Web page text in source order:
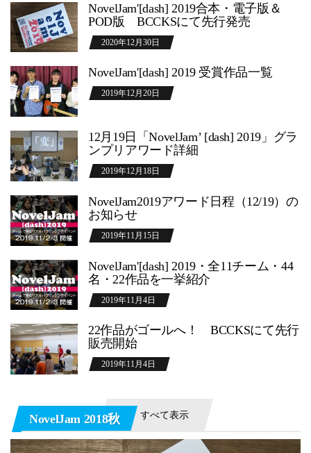
NovelJam'[dash] 2019合本・電子版＆
POD版 BCCKSにて先行発売
2020年12月30日
NovelJam'[dash] 2019 受賞作品一覧
2019年12月20日
12月19日「NovelJam’ [dash] 2019」グラ
ンプリアワード詳細
2019年12月18日
NovelJam2019アワード日程（12/19）の
お知らせ
2019年11月15日
NovelJam'[dash] 2019・全11チーム・44
名・22作品を一挙紹介
2019年11月4日
22作品がゴールへ！ BCCKSにて先行
販売開始
2019年11月4日
NovelJam 2018秋 すべて表示